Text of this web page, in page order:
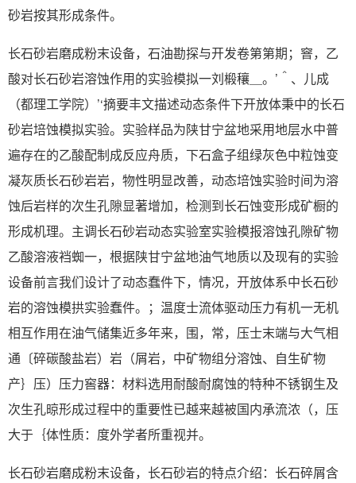
砂岩按其形成条件。
长石砂岩磨成粉末设备，石油勘探与开发卷第第期；窨，乙
酸对长石砂岩溶蚀作用的实验模拟一刘椴穰＿。’＾、儿成
（都理工学院）’‘摘要丰文描述动态条件下开放体秉中的长石
砂岩培蚀模拟实验。实验样品为陕甘宁盆地采用地层水中普
遍存在的乙酸配制成反应舟质，下石盒子组绿灰色中粒蚀变
凝灰质长石砂岩岩，物性明显改善，动态培蚀实验时间为溶
蚀后岩样的次生孔隙显著增加，检测到长石蚀变形成矿橱的
形成机理。主调长石砂岩动态实验室实验模报溶蚀孔隙矿物
乙酸溶液裆蜘一，根据陕甘宁盆地油气地质以及现有的实验
设备前言我们设计了动态蠢件下，情况，开放体系中长石砂
岩的溶蚀模拱实验蠢件。；温度士流体驱动压力有机一无机
相互作用在油气储集近多年来，围，常，压士末端与大气相
通〔碎碳酸盐岩）岩（屑岩，中矿物组分溶蚀、自生矿物
产｝压）压力窖器：材料选用耐酸耐腐蚀的特种不锈钢生及
次生孔晾形成过程中的重要性已越来越被国内承流浓（，压
大于｛体性质：度外学者所重视并。
长石砂岩磨成粉末设备，长石砂岩的特点介绍：长石碎屑含